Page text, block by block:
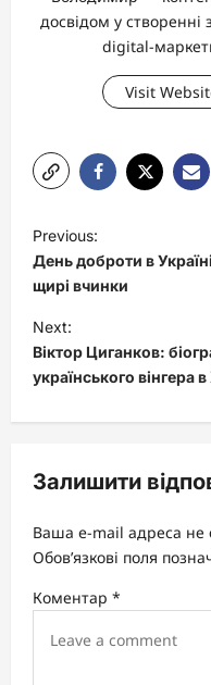
досвідом у створенні
digital-
Visit
P
o
s
t
n
a
v
g
a
t
i
Previous:
День доброти в
щирі вчинки
Next:
Віктор Циганков:
українського вінгера
Залишити
Ваша e-mail адреса
Обов’язкові поля
Коментар *